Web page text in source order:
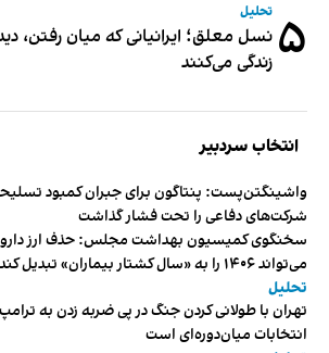
۵ تحلیل
نسل معلق؛ ایرانیانی که میان رفتن،
زندگی می‌کنند
انتخاب سردبیر
واشینگتن‌پست: پنتاگون برای جبران کمبود
شرکت‌های دفاعی را تحت فشار گذاشت
سخنگوی کمیسیون بهداشت مجلس: حذف ارز دارو
می‌تواند ۱۴۰۶ را به «سال کشتار بیماران» تبدیل کند
تحلیل
تهران با طولانی کردن جنگ در پی ضربه زدن به
انتخابات میان‌دوره‌ای است